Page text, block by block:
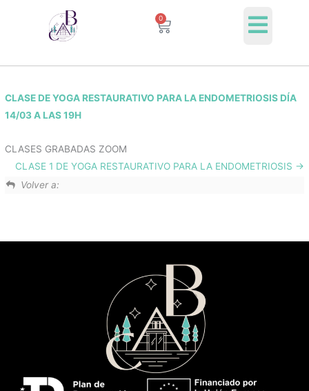
0
Cart
CLASE DE YOGA RESTAURATIVO PARA LA ENDOMETRIOSIS DÍA
14/03 A LAS 19H
CLASES GRABADAS ZOOM
CLASE 1 DE YOGA RESTAURATIVO PARA LA ENDOMETRIOSIS
Volver a: